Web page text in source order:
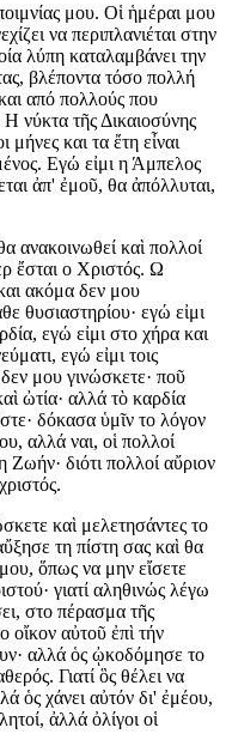
μου. Οἱ ἡμέραι μου
να περιπλανιέται στην
λύπη καταλαμβάνει την
βλέποντα τόσο πολλή
από πολλούς που
Η νύκτα τῆς Δικαιοσύνης
μήνες και τα ἔτη εἶναι
Εγώ εἰμι η Άμπελος
ἀπ' ἐμοῦ, θα ἀπόλλυται,
ανακοινωθεί καὶ πολλοί
ἔσται ο Χριστός. Ω
ακόμα δεν μου
θυσιαστηρίου· εγώ εἰμι
εγώ εἰμι στο χήρα και
εγώ εἰμι τοις
δεν μου γινώσκετε· ποῦ
ὠτία· αλλά τὸ καρδία
δόκασα ὑμῖν το λόγον
αλλά ναι, οἱ πολλοί
Ζωήν· διότι πολλοί αὔριον
καὶ μελετησάντες το
τη πίστη σας καὶ θα
ὅπως να μην εἴσετε
γιατί αληθινώς λέγω
στο πέρασμα τῆς
αὐτοῦ ἐπὶ τήν
αλλά ὁς ᾠκοδόμησε το
Γιατί ὃς θέλει να
ὁς χάνει αὐτόν δι' ἐμέου,
ἀλλά ὀλίγοι οἱ